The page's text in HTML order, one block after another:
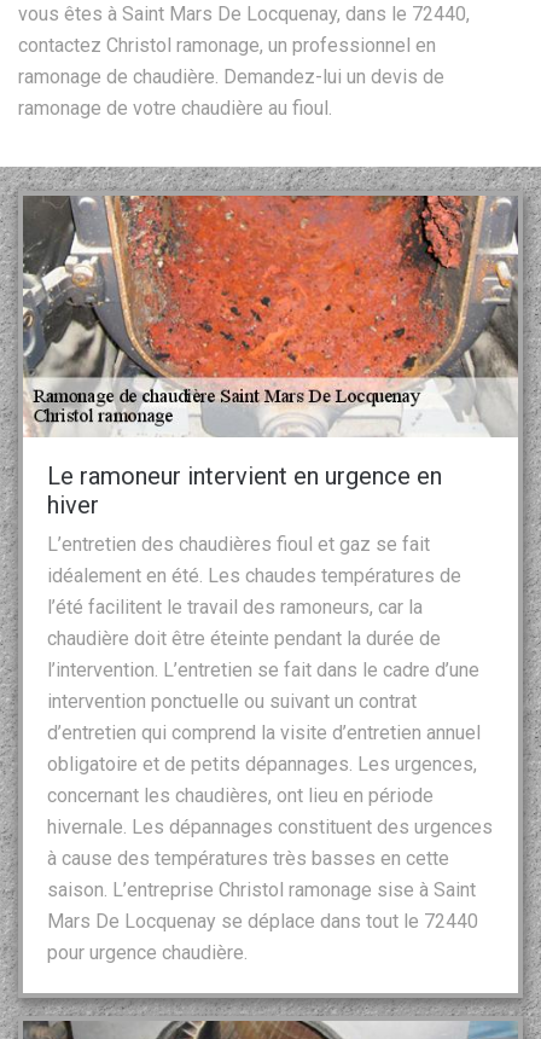
vous êtes à Saint Mars De Locquenay, dans le 72440,
contactez Christol ramonage, un professionnel en
ramonage de chaudière. Demandez-lui un devis de
ramonage de votre chaudière au fioul.
Le ramoneur intervient en urgence en
hiver
L’entretien des chaudières fioul et gaz se fait
idéalement en été. Les chaudes températures de
l’été facilitent le travail des ramoneurs, car la
chaudière doit être éteinte pendant la durée de
l’intervention. L’entretien se fait dans le cadre d’une
intervention ponctuelle ou suivant un contrat
d’entretien qui comprend la visite d’entretien annuel
obligatoire et de petits dépannages. Les urgences,
concernant les chaudières, ont lieu en période
hivernale. Les dépannages constituent des urgences
à cause des températures très basses en cette
saison. L’entreprise Christol ramonage sise à Saint
Mars De Locquenay se déplace dans tout le 72440
pour urgence chaudière.